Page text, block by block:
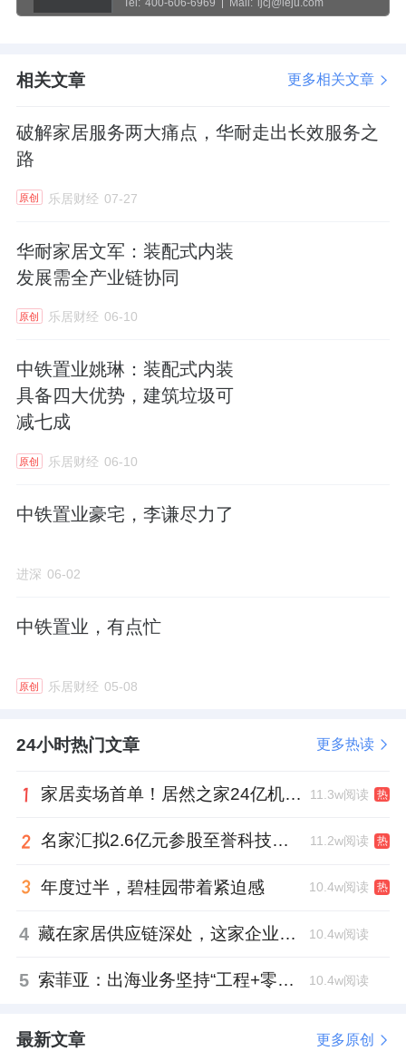
Tel: 400-606-6969 Mail: ljcj@leju.com
相关文章 更多相关文章
破解家居服务两大痛点，华耐走出长效服务之
路
原创 乐居财经 07-27
华耐家居文军：装配式内装
发展需全产业链协同
原创 乐居财经 06-10
中铁置业姚琳：装配式内装
具备四大优势，建筑垃圾可
减七成
原创 乐居财经 06-10
中铁置业豪宅，李谦尽力了
进深 06-02
中铁置业，有点忙
原创 乐居财经 05-08
24小时热门文章 更多热读
家居卖场首单！居然之家24亿机构间REITs获深交所无异议函 11.3w阅读 热
名家汇拟2.6亿元参股至誉科技，跨界布局工业级固态存储 11.2w阅读 热
年度过半，碧桂园带着紧迫感 10.4w阅读 热
4 藏在家居供应链深处，这家企业正在悄悄转型 10.4w阅读
5 索菲亚：出海业务坚持“工程+零售”双轮驱动策略 10.4w阅读
最新文章 更多原创